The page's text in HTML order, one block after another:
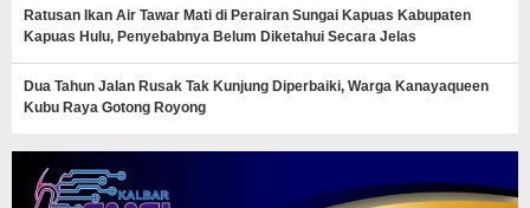
Ratusan Ikan Air Tawar Mati di Perairan Sungai Kapuas Kabupaten
Kapuas Hulu, Penyebabnya Belum Diketahui Secara Jelas
Dua Tahun Jalan Rusak Tak Kunjung Diperbaiki, Warga Kanayaqueen
Kubu Raya Gotong Royong